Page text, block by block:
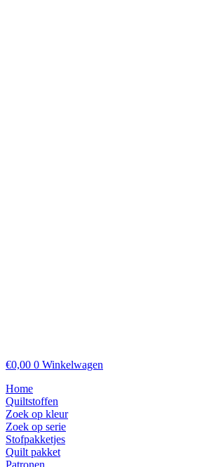
€0,00 0 Winkelwagen
Home
Quiltstoffen
Zoek op kleur
Zoek op serie
Stofpakketjes
Quilt pakket
Patronen